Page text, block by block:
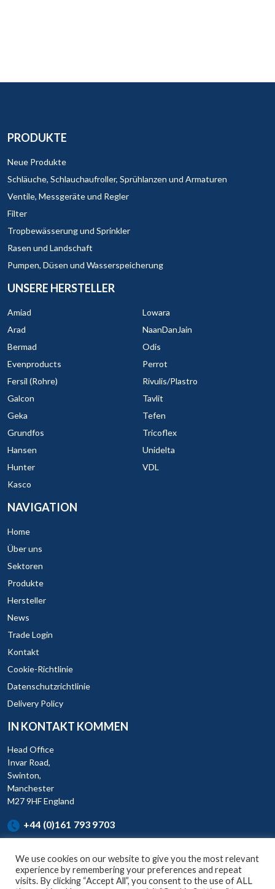
PRODUKTE
Neue Produkte
Schläuche, Schlauchaufroller, Sprühlanzen und Armaturen
Ventile, Messgeräte und Regler
Filter
Tropbewässerung und Sprinkler
Rasen und Landschaft
Pumpen, Düsen und Wasserspeicherung
UNSERE HERSTELLER
Amiad
Arad
Bermad
Evenproducts
Fersil (Rohre)
Galcon
Geka
Grundfos
Hansen
Hunter
Kasco
Lowara
NaanDanJain
Odis
Perrot
Rivulis/Plastro
Tavlit
Tefen
Tricoflex
Unidelta
VDL
NAVIGATION
Home
Über uns
Sektoren
Produkte
Hersteller
News
Trade Login
Kontakt
Cookie-Richtlinie
Datenschutzrichtlinie
Delivery Policy
IN KONTAKT KOMMEN
Head Office
Invar Road,
Swinton,
Manchester
M27 9HF England
+44 (0)161 793 9703
We use cookies on our website to give you the most relevant
experience by remembering your preferences and repeat
visits. By clicking “Accept All”, you consent to the use of ALL